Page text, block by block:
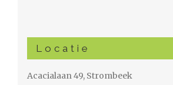
Locatie
Acacialaan 49, Strombeek